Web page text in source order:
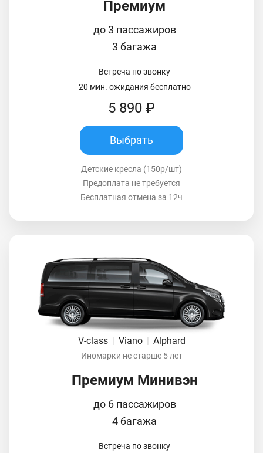
Премиум
до 3 пассажиров
3 багажа
Встреча по звонку
20 мин. ожидания бесплатно
5 890 ₽
Выбрать
Детские кресла (150р/шт)
Предоплата не требуется
Бесплатная отмена за 12ч
V-class Viano Alphard
Иномарки не старше 5 лет
Премиум Минивэн
до 6 пассажиров
4 багажа
Встреча по звонку